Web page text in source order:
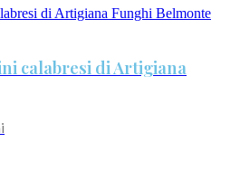
calabresi di Artigiana